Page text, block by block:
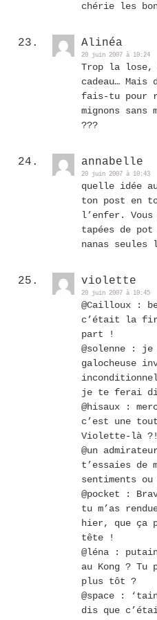
chérie les
Alinéa
20 juin 2007 à 10:24
Trop la lose,
cadeau… Mais
fais-tu pour
mignons
???
annabelle
20 juin 2007 à 10:43
quelle idée
ton post en
l’enfer. Vous
tapées de
nanas seules
violette
20 juin 2007 à 10:45
@Cailloux :
c’était la firt
part !
@solenne :
galocheuse
je te ferai
@hisaux :
c’est une
Violette-là
@un
t’essaies de
sentiments
@pocket :
tu m’as
hier, que ça
tête !
@léna :
au Kong ?
plus tôt ?
@space :
dis que